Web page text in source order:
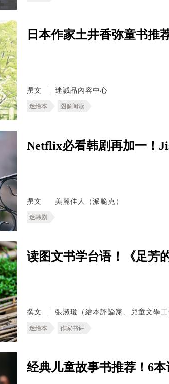
日本作家土井香弥童书推
撰文 迷誠品內容中心
迷繪本 图像阅读
Netflix必看韩剧再加一！
撰文 美麗佳人（派脆克）
迷韩剧
读图文书学台语！《足芳
撰文 張淑瓊（繪本評論家、兒童文學工
迷繪本 作家书评
经典儿童故事书推荐！6